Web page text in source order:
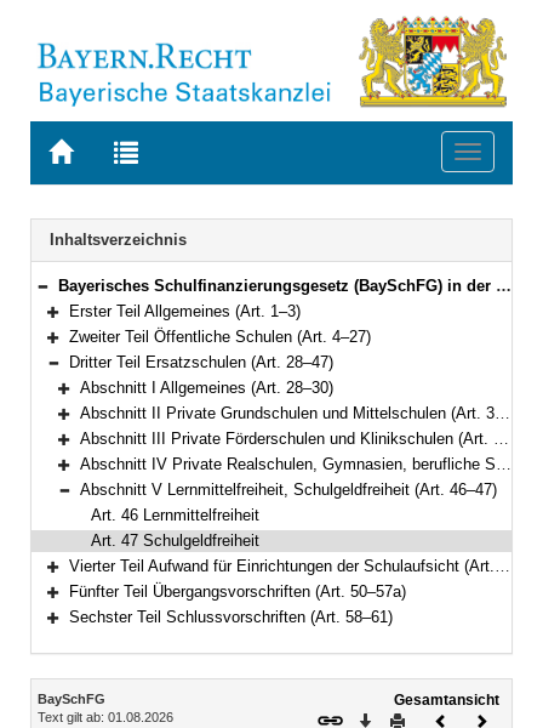
Zur
BAYERN.RECHT
Zur
letzten
Suche
Toggle
Navigation
Inhaltsverzeichnis
Bereich reduzieren
Bayerisches Schulfinanzierungsgesetz (BaySchFG) in der Fassung der Bekanntmachung vom 31. Mai 2000 (GVBl. S. 455, 633) BayRS 2230-7-1-K (Art. 1–61)
Bereich erweitern
Erster Teil Allgemeines (Art. 1–3)
Bereich erweitern
Zweiter Teil Öffentliche Schulen (Art. 4–27)
Bereich reduzieren
Dritter Teil Ersatzschulen (Art. 28–47)
Bereich erweitern
Abschnitt I Allgemeines (Art. 28–30)
Bereich erweitern
Abschnitt II Private Grundschulen und Mittelschulen (Art. 31–32)
Bereich erweitern
Abschnitt III Private Förderschulen und Klinikschulen (Art. 33–37)
Bereich erweitern
Abschnitt IV Private Realschulen, Gymnasien, berufliche Schulen und Schulen des Zweiten Bildungswegs (Art. 38–45)
Bereich reduzieren
Abschnitt V Lernmittelfreiheit, Schulgeldfreiheit (Art. 46–47)
Art. 46 Lernmittelfreiheit
Art. 47 Schulgeldfreiheit
Bereich erweitern
Vierter Teil Aufwand für Einrichtungen der Schulaufsicht (Art. 48–49)
Bereich erweitern
Fünfter Teil Übergangsvorschriften (Art. 50–57a)
Sechster Teil Schlussvorschriften (Art. 58–61)
Inhalt
BaySchFG
Text gilt ab: 01.08.2026
Gesamtansicht
Download
DruckenVorheriges